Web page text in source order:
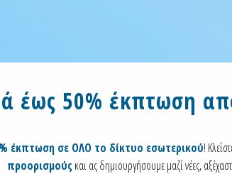
έως 50% έκπτωση
έκπτωση σε ΟΛΟ το δίκτυο εσωτερικού!
προορισμούς και ας δημιουργήσουμε μαζί νέες,